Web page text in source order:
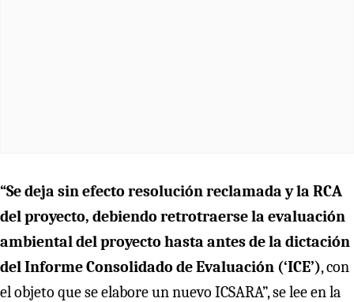
“Se deja sin efecto resolución reclamada y la RCA
del proyecto, debiendo retrotraerse la evaluación
ambiental del proyecto hasta antes de la dictación
del Informe Consolidado de Evaluación (‘ICE’), con
el objeto que se elabore un nuevo ICSARA”, se lee en la